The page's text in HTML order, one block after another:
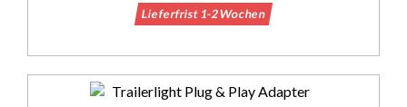
Lieferfrist 1-2 Wochen